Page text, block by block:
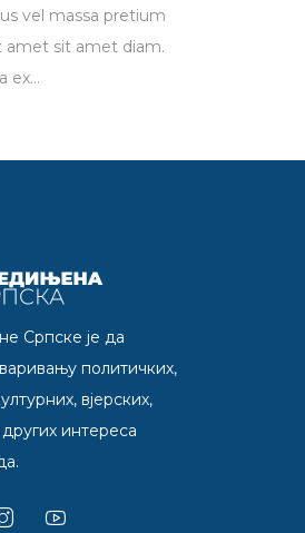
vel massa pretium
sit amet diam.
ex…
Српске је да
политичких,
вјерских,
интереса